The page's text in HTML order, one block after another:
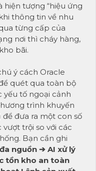
hiện tượng “hiệu ứng
thông tin về nhu
từng cấp của
nơi thì cháy hàng,
bãi.
ý cách Oracle
quét qua toàn bộ
yếu tố ngoại cảnh
trình khuyến
đưa ra một con số
trội so với các
Bạn cần ghi
nguồn ➔ AI xử lý
tồn kho an toàn